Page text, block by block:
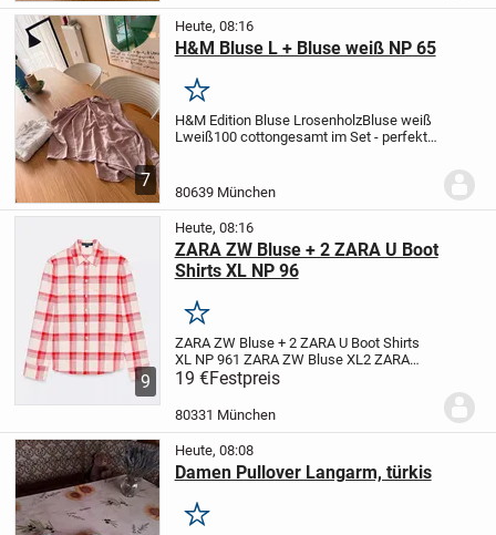
7
Heute, 08:16
H&M Bluse L + Bluse weiß NP 65
Merken
H&M Edition Bluse L rosenholzBluse weiß
L weiß100 cottongesamt im Set - perfekt
auch luftig für das Büro oder die...
80639 München
9
Heute, 08:16
ZARA ZW Bluse + 2 ZARA U Boot
Shirts XL NP 96
Merken
ZARA ZW Bluse + 2 ZARA U Boot Shirts
XL NP 961 ZARA ZW Bluse XL2 ZARA
Shirts tomatoe XL
19 €Festpreis
80331 München
Heute, 08:08
Damen Pullover Langarm, türkis
Merken